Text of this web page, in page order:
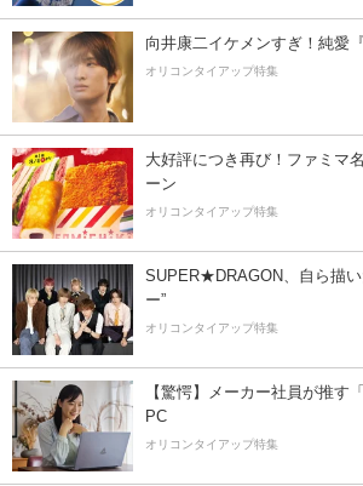
向井康二イケメンすぎ！純愛
オリコンタイアップ特集
大好評につき再び！ファミマ
ーン
オリコンタイアップ特集
SUPER★DRAGON、自ら描い
ー”
オリコンタイアップ特集
【驚愕】メーカー社員が推す
PC
オリコンタイアップ特集